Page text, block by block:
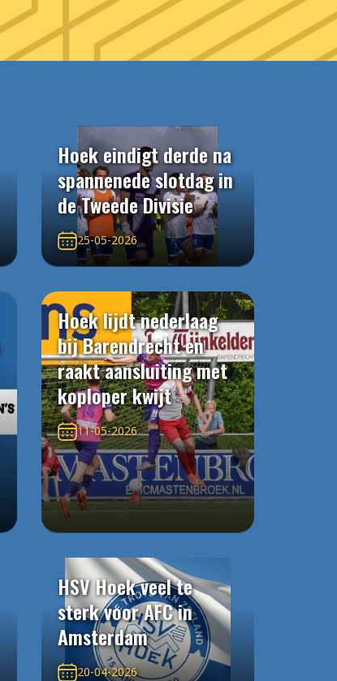
Hoek eindigt derde na
spannenede slotdag in
de Tweede Divisie
25-05-2026
Hoek lijdt nederlaag
bij Barendrecht en
raakt aansluiting met
koploper kwijt
11-05-2026
HSV Hoek veel te
sterk voor AFC in
Amsterdam
20-04-2026